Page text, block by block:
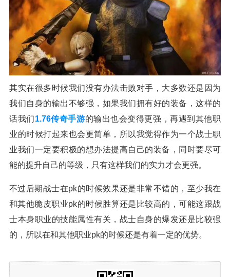
其实在很多时候我们没有办法击败对手，大多数还是因为
我们自身的输出不够强，如果我们拥有好的装备，这样的
话我们1.76传奇手游的输出也会变得更强，再遇到其他职
业的时候打起来也会更简单，所以我觉得作为一个战士职
业我们一定要积极的想办法提高自己的装备，同时要尽可
能的提升自己的等级，只有这样我们的实力才会更强。
不过后期战士在pk的时候效果还是非常不错的，至少我在
和其他脆皮职业pk的时候胜算还是比较高的，可能这跟战
士本身职业的技能属性有关，战士自身的爆发还是比较强
的，所以在和其他职业pk的时候还是有着一定的优势。